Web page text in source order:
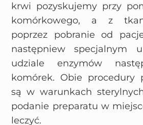
krwi pozyskujemy przy
komórkowego, a z
poprzez pobranie od
następniew specjalnym
udziale enzymów
komórek. Obie procedury
są w warunkach
podanie preparatu w
leczyć.